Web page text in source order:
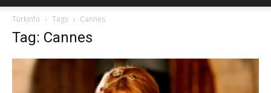
Türkinfo
Tags Cannes
Tag: Cannes